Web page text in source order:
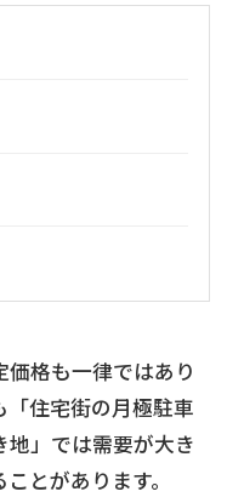
格も一律ではあり
「住宅街の月極駐車
」では需要が大き
とがあります。